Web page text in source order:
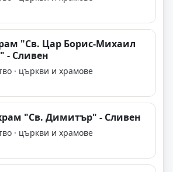
"Св. Цар Борис-Михаил
- Сливен
· църкви и храмове
"Св. Димитър" - Сливен
· църкви и храмове